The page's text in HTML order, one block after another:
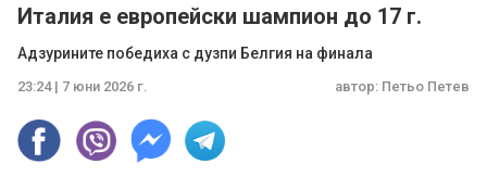
Италия е европейски шампион до 17 г.
Адзурините победиха с дузпи Белгия на финала
23:24 | 7 юни 2026 г. автор: Петьо Петев